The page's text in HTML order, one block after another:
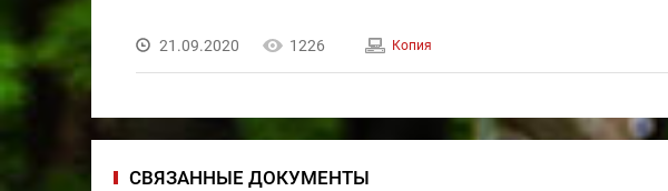
21.09.2020 1226 Копия
СВЯЗАННЫЕ ДОКУМЕНТЫ